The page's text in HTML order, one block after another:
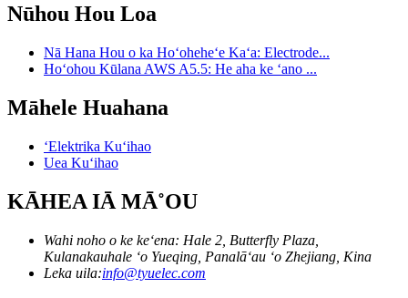
Nūhou Hou Loa
Nā Hana Hou o ka Hoʻoheheʻe Kaʻa: Electrode...
Hoʻohou Kūlana AWS A5.5: He aha ke ʻano ...
Māhele Huahana
ʻElektrika Kuʻihao
Uea Kuʻihao
KĀHEA IĀ MĀ˚OU
Wahi noho o ke keʻena: Hale 2, Butterfly Plaza,
Kulanakauhale ʻo Yueqing, Panalāʻau ʻo Zhejiang, Kina
Leka uila:info@tyuelec.com